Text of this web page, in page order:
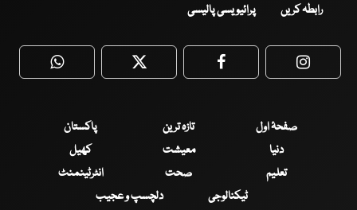
رابطہ کریں پرائیویسی پالیسی
WhatsApp Twitter Facebook
صفحۂ اول تازہ ترین
پاکستان
دنیا
معیشت
کھیل
تعلیم
صحت
انٹرٹینمنٹ
ٹیکنالوجی
دلچسپ و عجیب